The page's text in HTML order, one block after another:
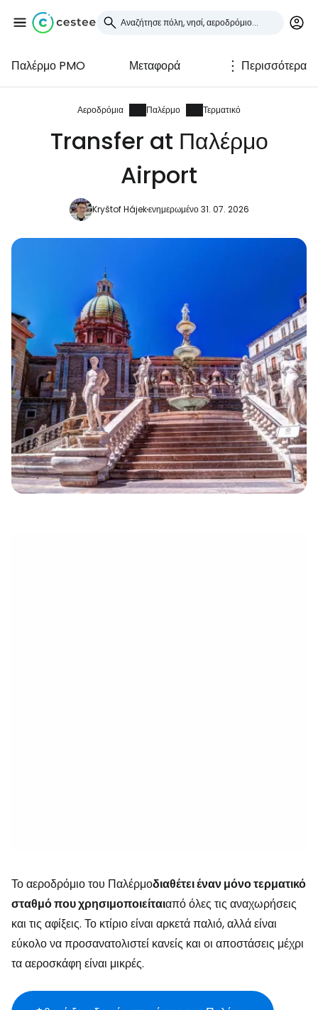
Παλέρμο PMO Μεταφορά Περισσότερα
Αεροδρόμια Παλέρμο Τερματικό
Transfer at Παλέρμο
Airport
Kryštof Hájekενημερωμένο 31. 07. 2026
Το αεροδρόμιο του Παλέρμοδιαθέτει έναν μόνο τερματικό
σταθμό που χρησιμοποιείταιαπό όλες τις αναχωρήσεις
και τις αφίξεις. Το κτίριο είναι αρκετά παλιό, αλλά είναι
εύκολο να προσανατολιστεί κανείς και οι αποστάσεις μέχρι
τα αεροσκάφη είναι μικρές.
Συνδεθείτε στο Cestee
... η παγκόσμια ταξιδιωτική κοινότητα
Συνεχίστε με το Facebook